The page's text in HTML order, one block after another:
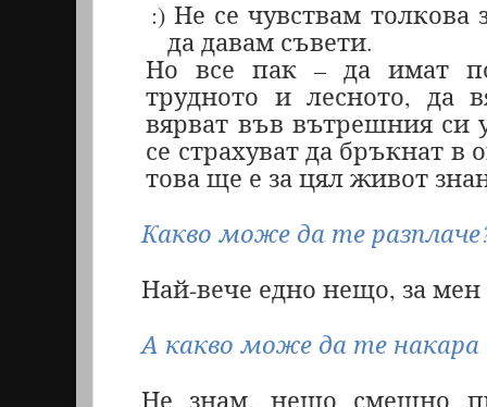
:) Не се чувствам толкова
да давам съвети.
Но все пак – да имат
трудното и лесното, да
вярват във вътрешния си
се страхуват да бръкнат в
това ще е за цял живот
Какво може да те
Най-вече едно нещо, за
А какво може да те накара
Не знам, нещо смешно